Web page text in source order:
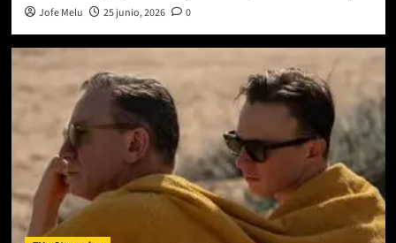
Jofe Melu 25 junio, 2026 0